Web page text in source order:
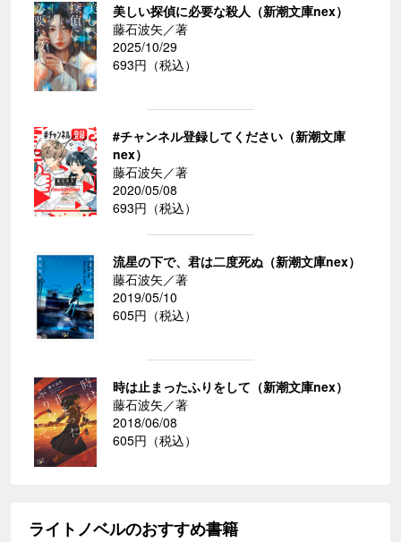
美しい探偵に必要な殺人（新潮文庫nex）
藤石波矢／著
2025/10/29
693円（税込）
#チャンネル登録してください（新潮文庫
nex）
藤石波矢／著
2020/05/08
693円（税込）
流星の下で、君は二度死ぬ（新潮文庫nex）
藤石波矢／著
2019/05/10
605円（税込）
時は止まったふりをして（新潮文庫nex）
藤石波矢／著
2018/06/08
605円（税込）
ライトノベルのおすすめ書籍